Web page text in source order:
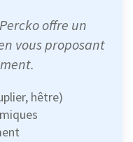
offre un
vous proposant
hêtre)